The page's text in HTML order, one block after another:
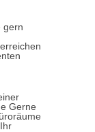
gern
Gerne